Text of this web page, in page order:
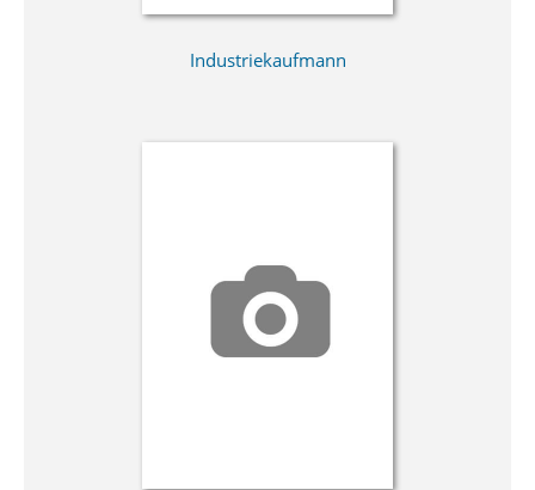
Industriekaufmann